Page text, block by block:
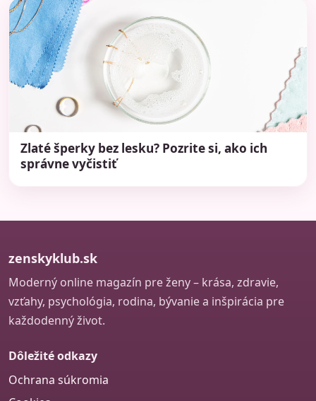
Zlaté šperky bez lesku? Pozrite si, ako ich
správne vyčistiť
zenskyklub.sk
Moderný online magazín pre ženy – krása, zdravie,
vzťahy, psychológia, rodina, bývanie a inšpirácia pre
každodenný život.
Dôležité odkazy
Ochrana súkromia